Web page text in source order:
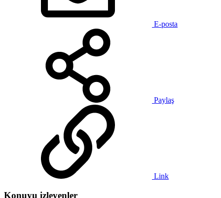
E-posta
Paylaş
Link
Konuyu izleyenler